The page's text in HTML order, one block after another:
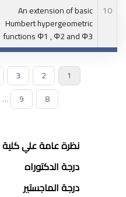
10
An extension of basic
Humbert hypergeometric
functions Φ1 , Φ2 and Φ3
Pagination
Current
page
1 الصفحة
2 الصفحة
3
الصفحة
8 الصفحة
9
…
POSTGRAD
STUDIES
نظرة عامة علي كلية
درجة الدكتوراه
درجة الماجستير